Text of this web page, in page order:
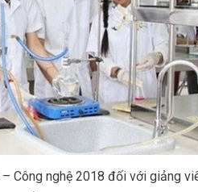
Công nghệ 2018 đối với giảng